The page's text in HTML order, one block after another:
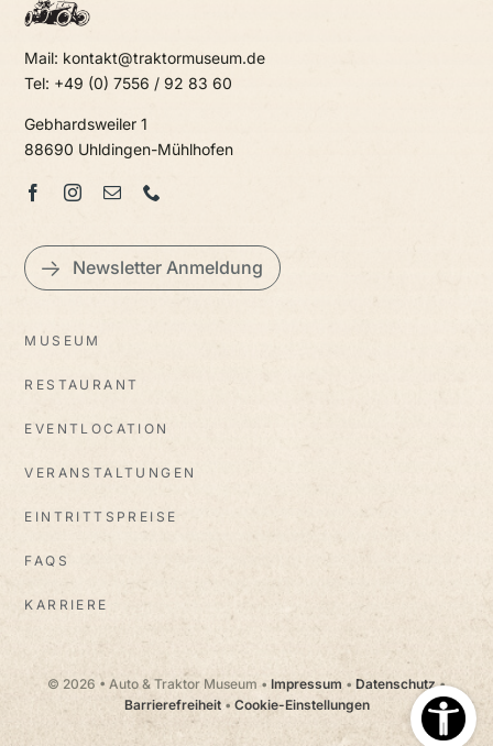
Mail: kontakt@traktormuseum.de
Tel: +49 (0) 7556 / 92 83 60
Gebhardsweiler 1
88690 Uhldingen-Mühlhofen
Newsletter Anmeldung
MUSEUM
RESTAURANT
EVENTLOCATION
VERANSTALTUNGEN
EINTRITTSPREISE
FAQS
KARRIERE
© 2026 • Auto & Traktor Museum • Impressum • Datenschutz•
Barrierefreiheit• Cookie-Einstellungen